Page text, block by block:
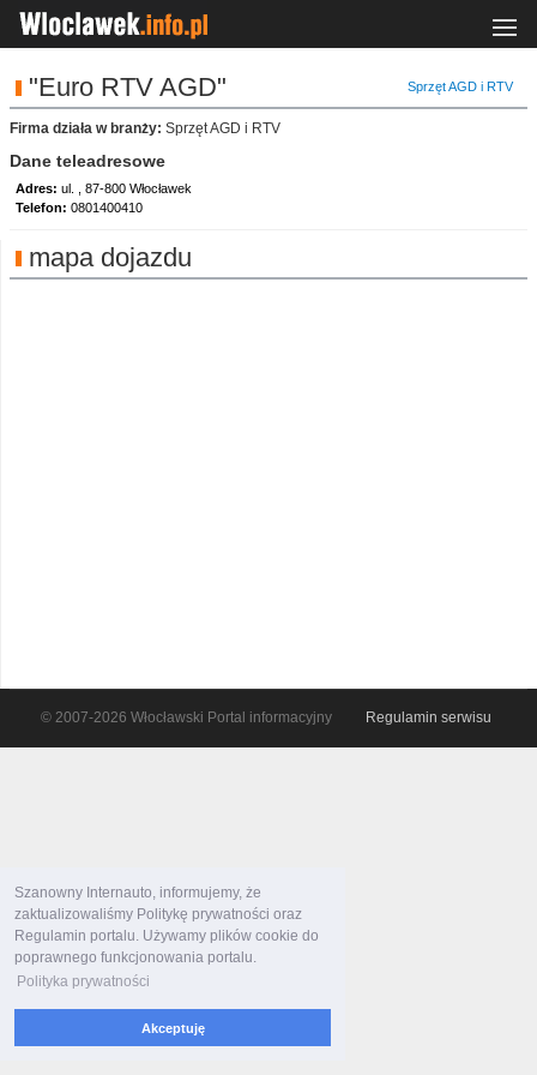
Szanowny Internauto, informujemy, że
zaktualizowaliśmy Politykę prywatności oraz
Regulamin portalu. Używamy plików cookie do
poprawnego funkcjonowania portalu.
Polityka prywatności
Akceptuję
"Euro RTV AGD" Sprzęt AGD i RTV
Firma działa w branży: Sprzęt AGD i RTV
Dane teleadresowe
Adres: ul. , 87-800 Włocławek
Telefon: 0801400410
mapa dojazdu
© 2007-2026 Włocławski Portal informacyjny Regulamin serwisu